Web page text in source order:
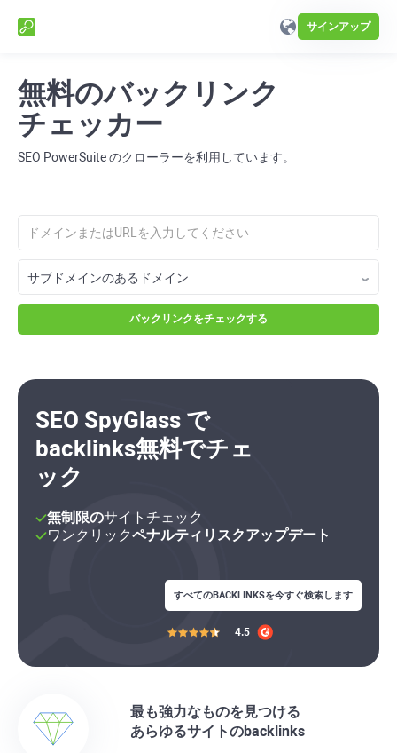
サインアップ
無料のバックリンク
チェッカー
SEO PowerSuite のクローラーを利用しています。
バックリンクをチェックする
SEO SpyGlass で
backlinks無料でチェ
ック
無制限のサイトチェック
ワンクリックペナルティリスクアップデート
すべてのBACKLINKSを今すぐ検索します
4.5
最も強力なものを見つける
あらゆるサイトのbacklinks